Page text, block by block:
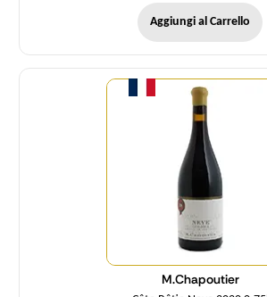
Aggiungi al Carrello
M.Chapoutier
Quantità